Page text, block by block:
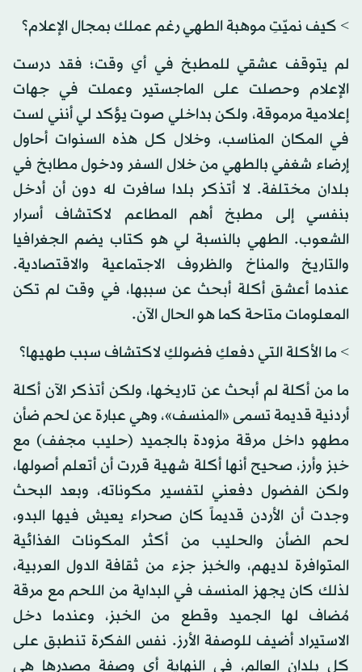
> كيف نميّتِ موهبة الطهي رغم عملك بمجال الإعلام؟
لم يتوقف عشقي للمطبخ في أي وقت؛ فقد درست
الإعلام وحصلت على الماجستير وعملت في جهات
إعلامية مرموقة، ولكن بداخلي صوت يؤكد لي أنني لست
في المكان المناسب، وخلال كل هذه السنوات أحاول
إرضاء شغفي بالطهي من خلال السفر ودخول مطابخ في
بلدان مختلفة. لا أتذكر بلدا سافرت له دون أن أدخل
بنفسي إلى مطبخ أهم المطاعم لاكتشاف أسرار
الشعوب. الطهي بالنسبة لي هو كتاب يضم الجغرافيا
والتاريخ والمناخ والظروف الاجتماعية والاقتصادية.
عندما أعشق أكلة أبحث عن سببها، في وقت لم تكن
المعلومات متاحة كما هو الحال الآن.
> ما الأكلة التي دفعكِ فضولكِ لاكتشاف سبب طهيها؟
ما من أكلة لم أبحث عن تاريخها، ولكن أتذكر الآن أكلة
أردنية قديمة تسمى «المنسف»، وهي عبارة عن لحم ضأن
مطهو داخل مرقة مزودة بالجميد (حليب مجفف) مع
خبز وأرز، صحيح أنها أكلة شهية قررت أن أتعلم أصولها،
ولكن الفضول دفعني لتفسير مكوناته، وبعد البحث
وجدت أن الأردن قديماً كان صحراء يعيش فيها البدو،
لحم الضأن والحليب من أكثر المكونات الغذائية
المتوافرة لديهم، والخبز جزء من ثقافة الدول العربية،
لذلك كان يجهز المنسف في البداية من اللحم مع مرقة
مُضاف لها الجميد وقطع من الخبز، وعندما دخل
الاستيراد أضيف للوصفة الأرز. نفس الفكرة تنطبق على
كل بلدان العالم، في النهاية أي وصفة مصدرها هي